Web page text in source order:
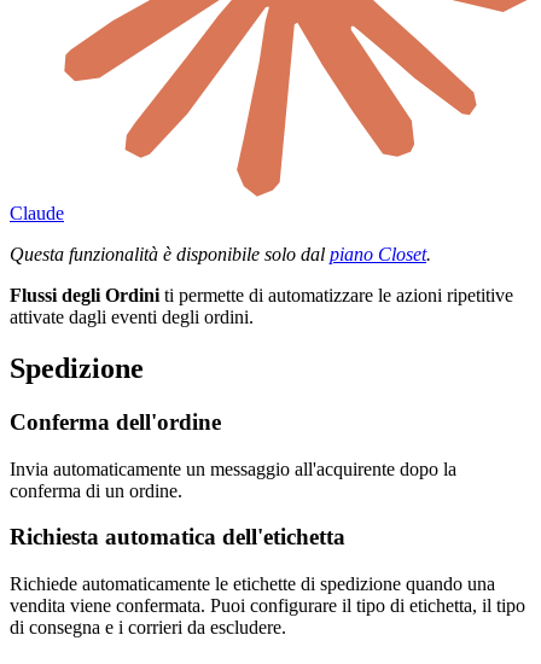
Claude
Questa funzionalità è disponibile solo dal piano Closet.
Flussi degli Ordini ti permette di automatizzare le azioni ripetitive
attivate dagli eventi degli ordini.
Spedizione
Conferma dell'ordine
Invia automaticamente un messaggio all'acquirente dopo la
conferma di un ordine.
Richiesta automatica dell'etichetta
Richiede automaticamente le etichette di spedizione quando una
vendita viene confermata. Puoi configurare il tipo di etichetta, il tipo
di consegna e i corrieri da escludere.